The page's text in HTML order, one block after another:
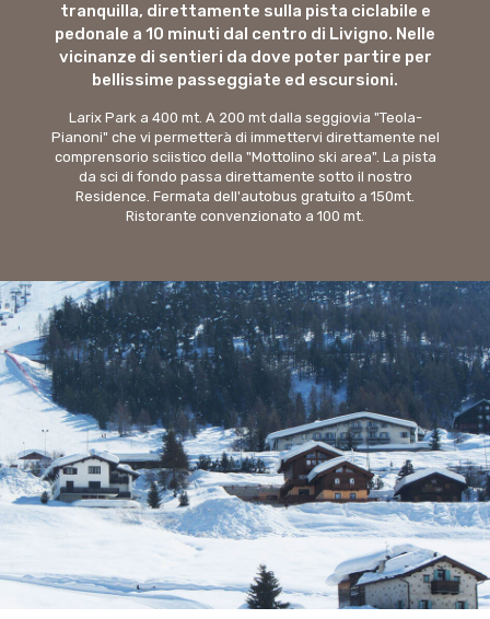
tranquilla, direttamente sulla pista ciclabile e
pedonale a 10 minuti dal centro di Livigno. Nelle
vicinanze di sentieri da dove poter partire per
bellissime passeggiate ed escursioni.
Larix Park a 400 mt. A 200 mt dalla seggiovia "Teola-
Pianoni" che vi permetterà di immettervi direttamente nel
comprensorio sciistico della "Mottolino ski area". La pista
da sci di fondo passa direttamente sotto il nostro
Residence. Fermata dell'autobus gratuito a 150mt.
Ristorante convenzionato a 100 mt.